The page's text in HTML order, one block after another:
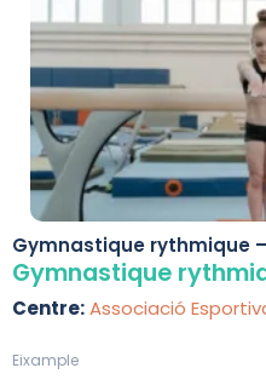
Gymnastique rythmique
Gymnastique
Centre:Associació
Eixample